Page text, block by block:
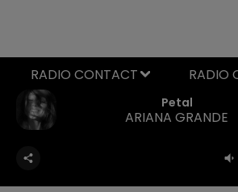
Petal
ARIANA GRANDE
RADIO